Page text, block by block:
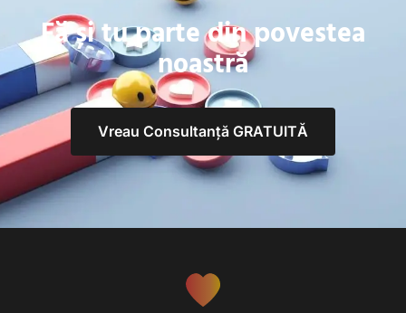
Fă și tu parte din povestea
noastră
Vreau Consultanță GRATUITĂ